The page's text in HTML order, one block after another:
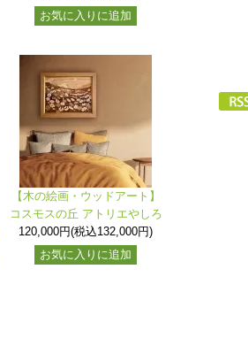
お気に入りに追加
【木の絵画・ウッドアート】
コスモスの丘 アトリエやしろ
120,000円(税込132,000円)
お気に入りに追加